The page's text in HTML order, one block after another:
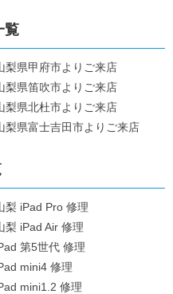
覧
梨県甲府市よりご来店
梨県笛吹市よりご来店
梨県北杜市よりご来店
梨県富士吉田市よりご来店
梨 iPad Pro 修理
梨 iPad Air 修理
第5世代 修理
mini4 修理
mini1.2 修理